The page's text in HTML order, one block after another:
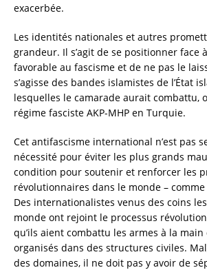
exacerbée.
Les identités nationales et autres
grandeur. Il s’agit de se positionner face
favorable au fascisme et de ne pas le
s’agisse des bandes islamistes de l’État
lesquelles le camarade aurait combattu,
régime fasciste AKP-MHP en Turquie.
Cet antifascisme international n’est pas
nécessité pour éviter les plus grands
condition pour soutenir et renforcer les
révolutionnaires dans le monde –
Des internationalistes venus des coins
monde ont rejoint le processus
qu’ils aient combattu les armes à la main
organisés dans des structures civiles.
des domaines, il ne doit pas y avoir de